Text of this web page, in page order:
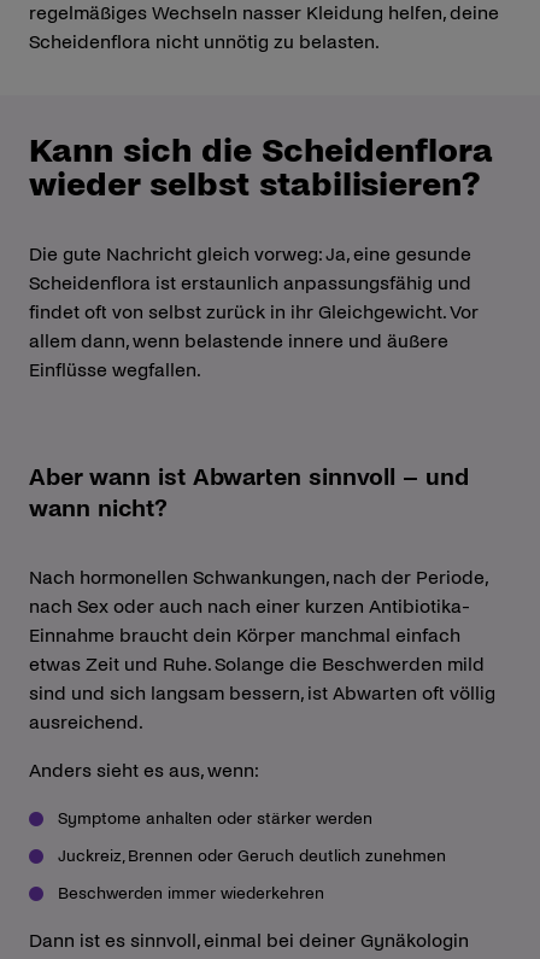
regelmäßiges Wechseln nasser Kleidung helfen, deine
Scheidenflora nicht unnötig zu belasten.
Kann sich die Scheidenflora
wieder selbst stabilisieren?
Die gute Nachricht gleich vorweg: Ja, eine gesunde
Scheidenflora ist erstaunlich anpassungsfähig und
findet oft von selbst zurück in ihr Gleichgewicht. Vor
allem dann, wenn belastende innere und äußere
Einflüsse wegfallen.
Aber wann ist Abwarten sinnvoll – und
wann nicht?
Nach hormonellen Schwankungen, nach der Periode,
nach Sex oder auch nach einer kurzen Antibiotika-
Einnahme braucht dein Körper manchmal einfach
etwas Zeit und Ruhe. Solange die Beschwerden mild
sind und sich langsam bessern, ist Abwarten oft völlig
ausreichend.
Anders sieht es aus, wenn:
Symptome anhalten oder stärker werden
Juckreiz, Brennen oder Geruch deutlich zunehmen
Beschwerden immer wiederkehren
Dann ist es sinnvoll, einmal bei deiner Gynäkologin